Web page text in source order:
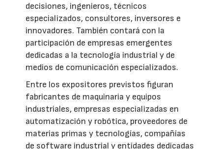
decisiones, ingenieros, técnicos
especializados, consultores, inversores e
innovadores. También contará con la
participación de empresas emergentes
dedicadas a la tecnología industrial y de
medios de comunicación especializados.
Entre los expositores previstos figuran
fabricantes de maquinaria y equipos
industriales, empresas especializadas en
automatización y robótica, proveedores de
materias primas y tecnologías, compañías
de software industrial y entidades dedicadas